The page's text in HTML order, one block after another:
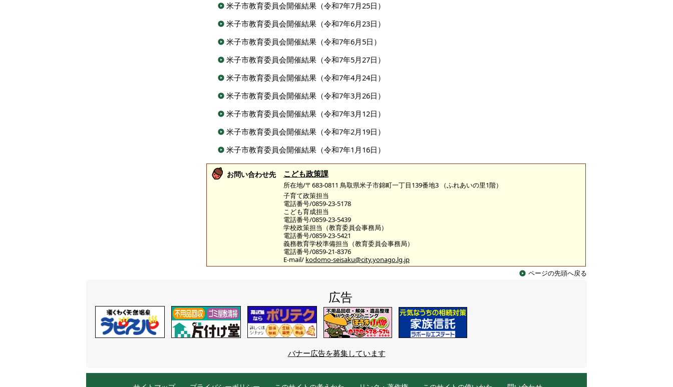
米子市教育委員会開催結果（令和7年7月25日）
米子市教育委員会開催結果（令和7年6月23日）
米子市教育委員会開催結果（令和7年6月5日）
米子市教育委員会開催結果（令和7年5月27日）
米子市教育委員会開催結果（令和7年4月24日）
米子市教育委員会開催結果（令和7年3月26日）
米子市教育委員会開催結果（令和7年3月12日）
米子市教育委員会開催結果（令和7年2月19日）
米子市教育委員会開催結果（令和7年1月16日）
お問い合わせ先 こども政策課
所在地/〒683-0811 鳥取県米子市錦町一丁目139番地3 （ふれあいの里1階）
子育て政策担当
電話番号/0859-23-5178
こども育成担当
電話番号/0859-23-5439
学校政策担当（教育委員会事務局）
電話番号/0859-23-5421
義務教育学校準備担当（教育委員会事務局）
電話番号/0859-21-8376
E-mail/ kodomo-seisaku@city.yonago.lg.jp
ページの先頭へ戻る
広告
バナー広告を募集しています